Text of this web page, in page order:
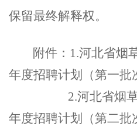
保留最终解释权。
附件： 1.河北省烟
年度招聘计划（第一批
2.河北省烟
年度招聘计划（第二批